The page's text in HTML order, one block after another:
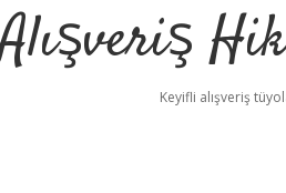
Keyifli alışveriş